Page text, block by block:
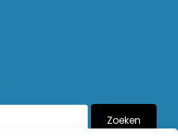
Zoeken